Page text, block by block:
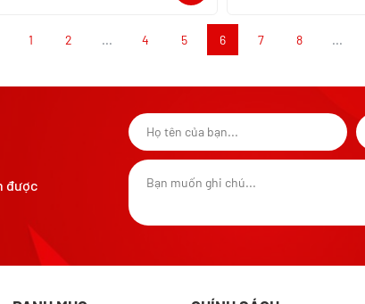
1 2 ... 4 5 6 7 8 ...
được